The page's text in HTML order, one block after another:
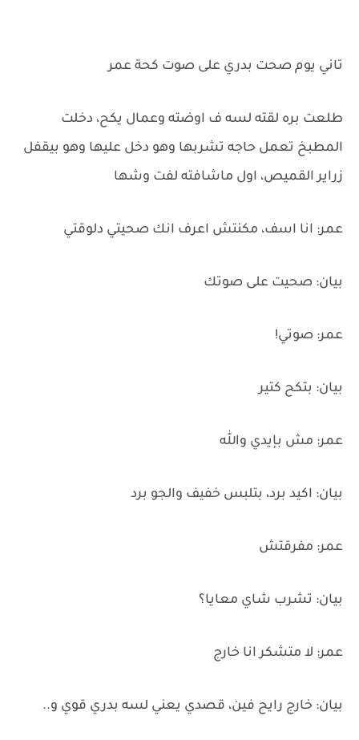
تاني يوم صحت بدري على صوت كحة عمر
طلعت بره لقته لسه ف اوضته وعمال يكح، دخلت
المطبخ تعمل حاجه تشربها وهو دخل عليها وهو بيقفل
زراير القميص، اول ماشافته لفت وشها
عمر: انا اسف، مكنتش اعرف انك صحيتي دلوقتي
بيان: صحيت على صوتك
عمر: صوتي!
بيان: بتكح كتير
عمر: مش بإيدي والله
بيان: اكيد برد، بتلبس خفيف والجو برد
عمر: مفرقتش
بيان: تشرب شاي معايا؟
عمر: لا متشكر انا خارج
بيان: خارج رايح فين، قصدي يعني لسه بدري قوي و..